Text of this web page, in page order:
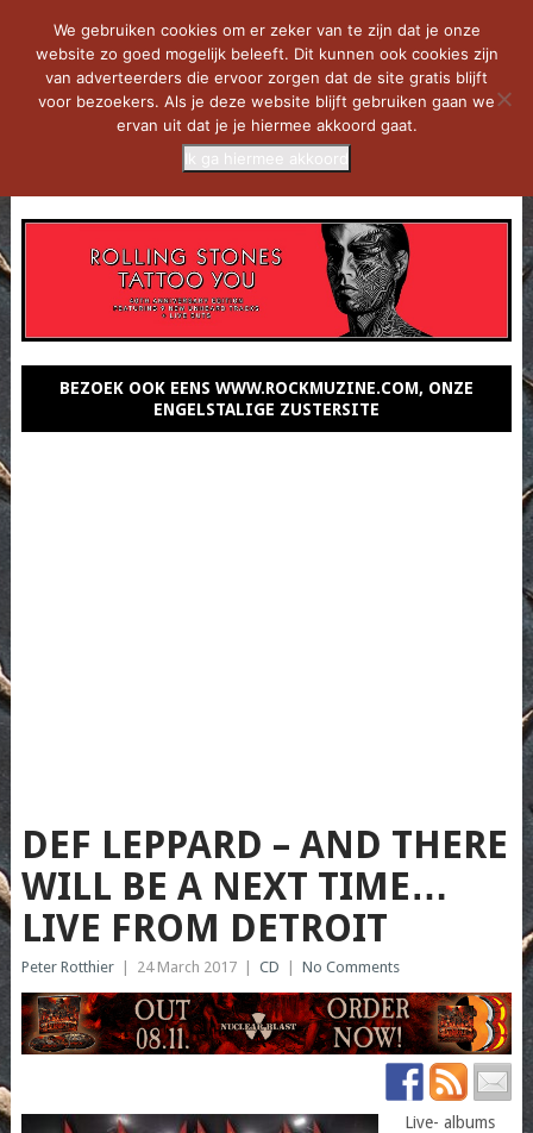
BEZOEK OOK EENS WWW.ROCKMUZINE.COM, ONZE
ENGELSTALIGE ZUSTERSITE
DEF LEPPARD – AND THERE
WILL BE A NEXT TIME…
LIVE FROM DETROIT
Peter Rotthier 24 March 2017 CD No Comments
Live- albums
We gebruiken cookies om er zeker van te zijn dat je onze
website zo goed mogelijk beleeft. Dit kunnen ook cookies zijn
van adverteerders die ervoor zorgen dat de site gratis blijft
voor bezoekers. Als je deze website blijft gebruiken gaan we
ervan uit dat je je hiermee akkoord gaat.
Ik ga hiermee akkoord